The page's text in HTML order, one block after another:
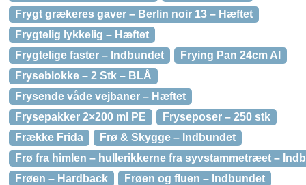
Frygt grækeres gaver – Berlin noir 13 – Hæftet
Frygtelig lykkelig – Hæftet
Frygtelige faster – Indbundet
Frying Pan 24cm Al
Fryseblokke – 2 Stk – BLÅ
Frysende våde vejbaner – Hæftet
Frysepakker 2×200 ml PE
Fryseposer – 250 stk
Frække Frida
Frø & Skygge – Indbundet
Frø fra himlen – hullerikkerne fra syvstammetræet –
Frøen – Hardback
Frøen og fluen – Indbundet